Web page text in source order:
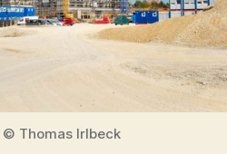
Thomas Irlbeck